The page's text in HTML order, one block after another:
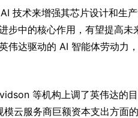
技术来增强其芯片设计和生
步中的核心作用，有望提高未
伟达驱动的 AI 智能体劳动力
等机构上调了英伟达的
云服务商巨额资本支出方面